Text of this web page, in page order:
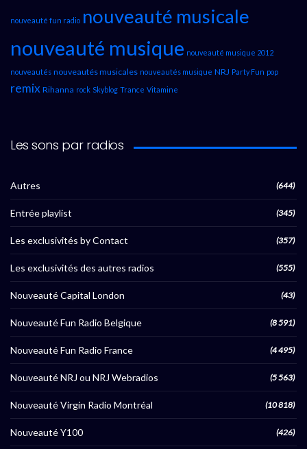
nouveauté fun radio nouveauté musicale
nouveauté musique nouveauté musique 2012
nouveautés nouveautés musicales nouveautés musique NRJ Party Fun pop
remix Rihanna rock Skyblog Trance Vitamine
Les sons par radios
Autres (644)
Entrée playlist (345)
Les exclusivités by Contact (357)
Les exclusivités des autres radios (555)
Nouveauté Capital London (43)
Nouveauté Fun Radio Belgique (8 591)
Nouveauté Fun Radio France (4 495)
Nouveauté NRJ ou NRJ Webradios (5 563)
Nouveauté Virgin Radio Montréal (10 818)
Nouveauté Y100 (426)